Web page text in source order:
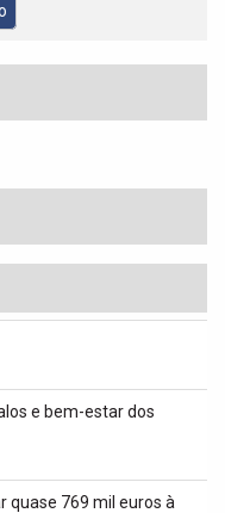
e bem-estar dos
quase 769 mil euros à